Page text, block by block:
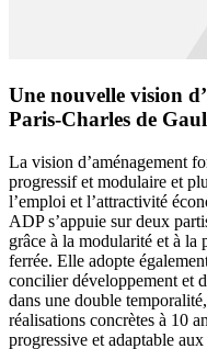
Une nouvelle vision
Paris-Charles de
La vision d’aménagement
progressif et modulaire et
l’emploi et l’attractivité
ADP s’appuie sur deux
grâce à la modularité et à
ferrée. Elle adopte
concilier développement et
dans une double
réalisations concrètes à 10
progressive et adaptable